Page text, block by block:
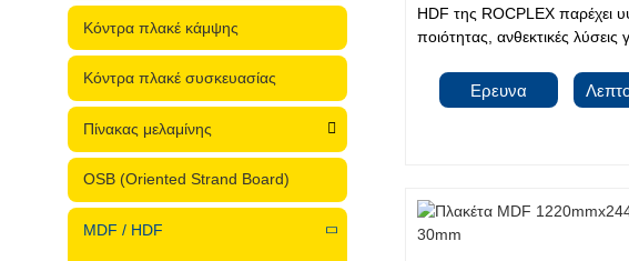
Κόντρα πλακέ κάμψης
Κόντρα πλακέ συσκευασίας
Πίνακας μελαμίνης
OSB (Oriented Strand Board)
MDF / HDF
HDF της ROCPLEX παρέχει
ποιότητας, ανθεκτικές λύσεις
Ερευνα